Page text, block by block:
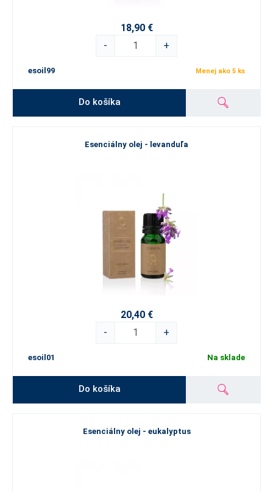
18,90 €
-
+
esoil99 Menej ako 5 ks
Do košíka
Esenciálny olej - levanduľa
20,40 €
-
+
esoil01 Na sklade
Do košíka
Esenciálny olej - eukalyptus